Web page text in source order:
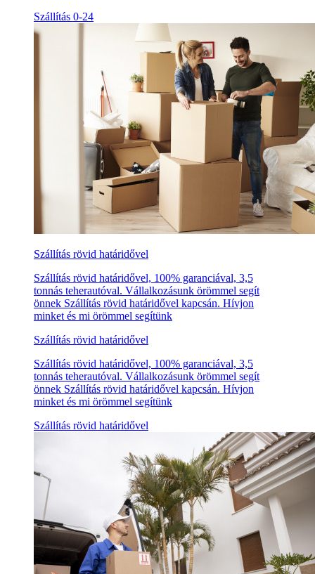
Szállítás 0-24
Szállítás rövid határidővel
Szállítás rövid határidővel, 100% garanciával, 3,5
tonnás teherautóval. Vállalkozásunk örömmel segít
önnek Szállítás rövid határidővel kapcsán. Hívjon
minket és mi örömmel segítünk
Szállítás rövid határidővel
Szállítás rövid határidővel, 100% garanciával, 3,5
tonnás teherautóval. Vállalkozásunk örömmel segít
önnek Szállítás rövid határidővel kapcsán. Hívjon
minket és mi örömmel segítünk
Szállítás rövid határidővel